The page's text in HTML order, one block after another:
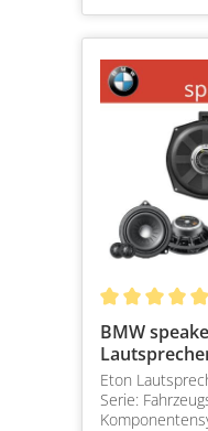
BMW
Eton
Serie: